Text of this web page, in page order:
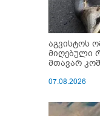
აგვისტოს
მიღებული
მთავარ
07.08.2026